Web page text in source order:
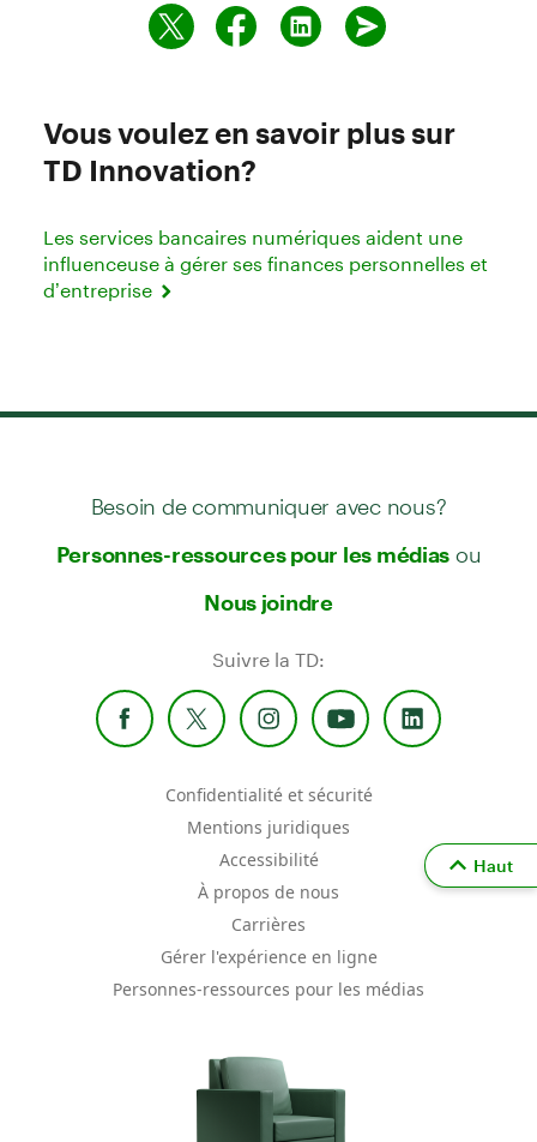
Vous voulez en savoir plus sur
TD Innovation?
Les services bancaires numériques aident une
influenceuse à gérer ses finances personnelles et
d’entreprise
Besoin de communiquer avec nous?
Personnes-ressources pour les médias ou
Nous joindre
Suivre la TD:
Confidentialité et sécurité
Mentions juridiques
Accessibilité
À propos de nous
Carrières
Gérer l'expérience en ligne
Personnes-ressources pour les médias
Haut